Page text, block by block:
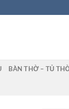
BÀN THỜ – TỦ